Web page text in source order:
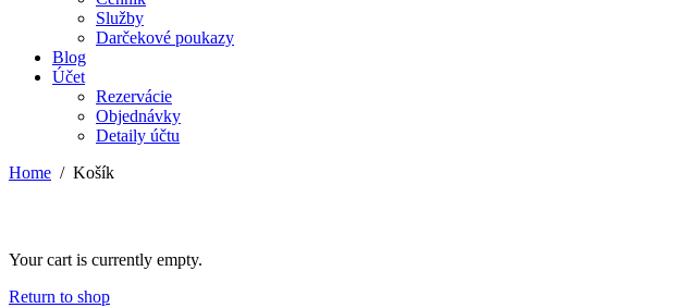
Služby
Darčekové poukazy
Blog
Účet
Rezervácie
Objednávky
Detaily účtu
Home / Košík
Your cart is currently empty.
Return to shop